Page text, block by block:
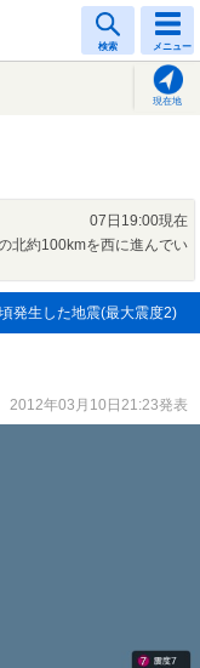
検索 メニュー
現在地
07日19:00現在
北約100kmを西に進んでい
発生した地震(最大震度2)
2012年03月10日21:23発表